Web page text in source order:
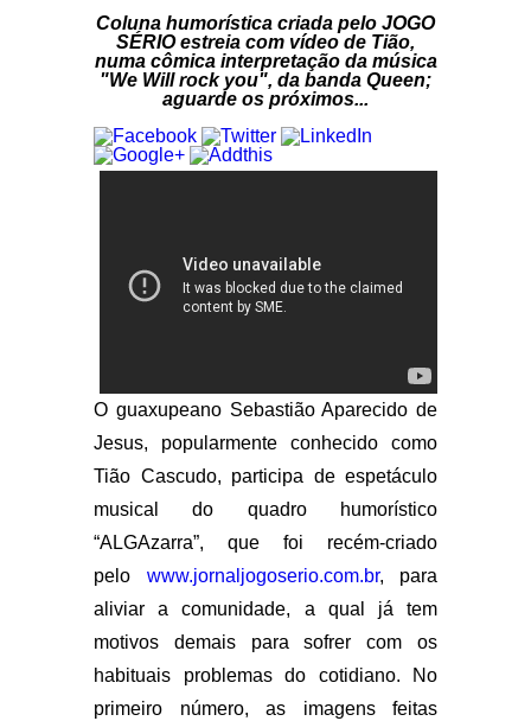
Coluna humorística criada pelo JOGO
SÉRIO estreia com vídeo de Tião,
numa cômica interpretação da música
"We Will rock you", da banda Queen;
aguarde os próximos...
O guaxupeano Sebastião Aparecido de
Jesus, popularmente conhecido como
Tião Cascudo, participa de espetáculo
musical do quadro humorístico
“ALGAzarra”, que foi recém-criado
pelo www.jornaljogoserio.com.br, para
aliviar a comunidade, a qual já tem
motivos demais para sofrer com os
habituais problemas do cotidiano. No
primeiro número, as imagens feitas